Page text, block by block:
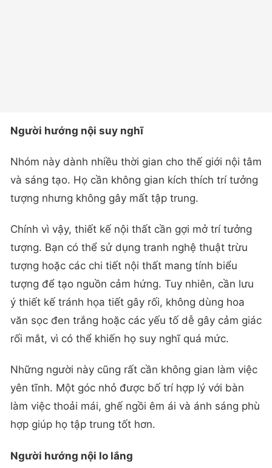
Người hướng nội suy nghĩ
Nhóm này dành nhiều thời gian cho thế giới nội tâm
và sáng tạo. Họ cần không gian kích thích trí tưởng
tượng nhưng không gây mất tập trung.
Chính vì vậy, thiết kế nội thất cần gợi mở trí tưởng
tượng. Bạn có thể sử dụng tranh nghệ thuật trừu
tượng hoặc các chi tiết nội thất mang tính biểu
tượng để tạo nguồn cảm hứng. Tuy nhiên, cần lưu
ý thiết kế tránh họa tiết gây rối, không dùng hoa
văn sọc đen trắng hoặc các yếu tố dễ gây cảm giác
rối mắt, vì có thể khiến họ suy nghĩ quá mức.
Những người này cũng rất cần không gian làm việc
yên tĩnh. Một góc nhỏ được bố trí hợp lý với bàn
làm việc thoải mái, ghế ngồi êm ái và ánh sáng phù
hợp giúp họ tập trung tốt hơn.
Người hướng nội lo lắng